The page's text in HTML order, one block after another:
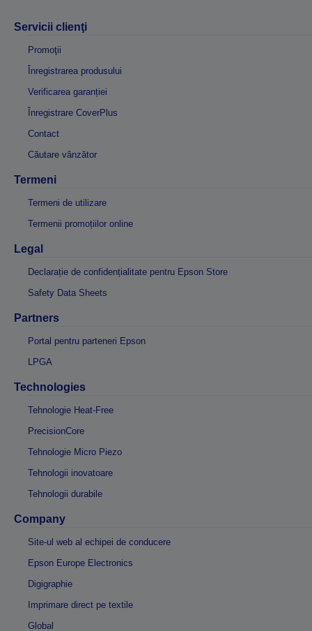
Servicii clienţi
Promoţii
Înregistrarea produsului
Verificarea garanției
Înregistrare CoverPlus
Contact
Căutare vânzător
Termeni
Termeni de utilizare
Termenii promoțiilor online
Legal
Declarație de confidențialitate pentru Epson Store
Safety Data Sheets
Partners
Portal pentru parteneri Epson
LPGA
Technologies
Tehnologie Heat-Free
PrecisionCore
Tehnologie Micro Piezo
Tehnologii inovatoare
Tehnologii durabile
Company
Site-ul web al echipei de conducere
Epson Europe Electronics
Digigraphie
Imprimare direct pe textile
Global